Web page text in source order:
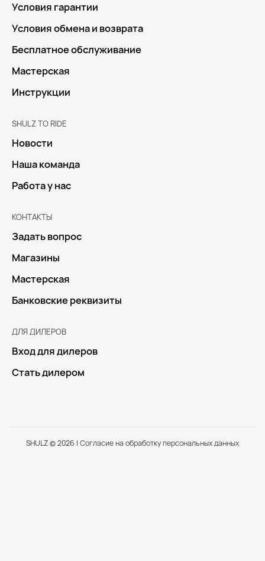
Условия гарантии
Условия обмена и возврата
Бесплатное обслуживание
Мастерская
Инструкции
SHULZ TO RIDE
Новости
Наша команда
Работа у нас
КОНТАКТЫ
Задать вопрос
Магазины
Мастерская
Банковские реквизиты
ДЛЯ ДИЛЕРОВ
Вход для дилеров
Стать дилером
SHULZ © 2026 | Согласие на обработку персональных данных